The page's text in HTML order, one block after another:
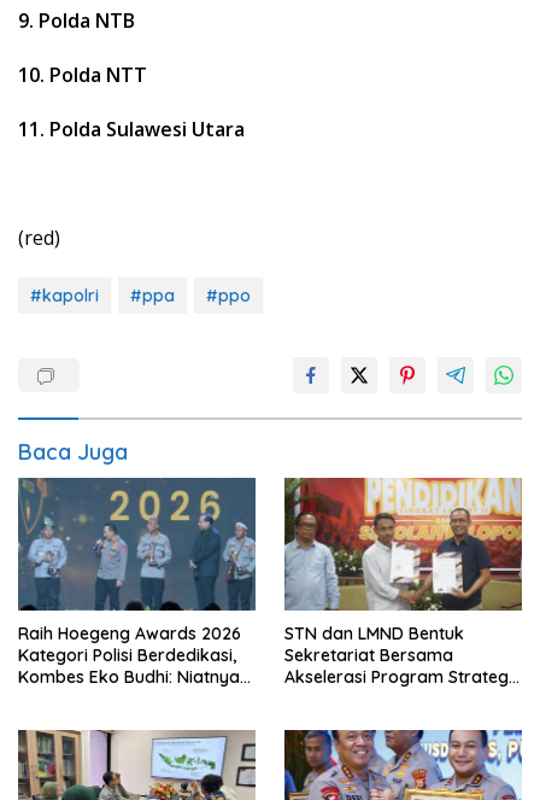
9. Polda NTB
10. Polda NTT
11. Polda Sulawesi Utara
(red)
#kapolri #ppa #ppo
Baca Juga
Raih Hoegeng Awards 2026
Kategori Polisi Berdedikasi,
Kombes Eko Budhi: Niatnya
STN dan LMND Bentuk
Sekretariat Bersama
Akselerasi Program Strategis
Pemerintahan Prabowo–
Gibran